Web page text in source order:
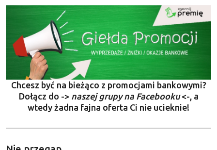
Chcesz być na bieżąco z promocjami bankowymi?
Dołącz do -> naszej grupy na Facebooku<-, a
wtedy żadna fajna oferta Ci nie ucieknie!